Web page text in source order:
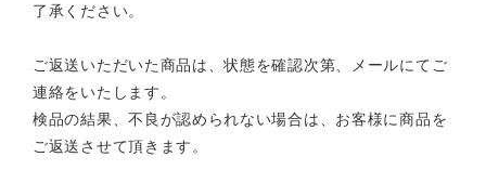
了承ください。
ご返送いただいた商品は、状態を確認次第、メールにてご
連絡をいたします。
検品の結果、不良が認められない場合は、お客様に商品を
ご返送させて頂きます。